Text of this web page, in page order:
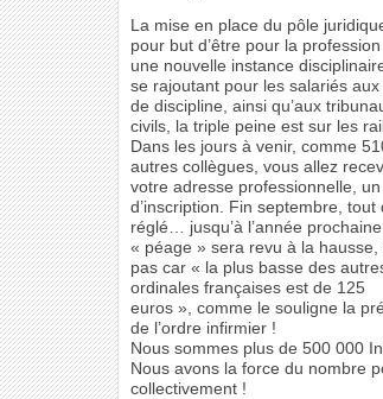
La mise en place du pôle
pour but d’être pour la profession
une nouvelle instance
se rajoutant pour les salariés
de discipline, ainsi qu’aux
civils, la triple peine est sur les
Dans les jours à venir, comme
autres collègues, vous allez
votre adresse professionnelle,
d’inscription. Fin septembre, tout
réglé… jusqu’à l’année
« péage » sera revu à la hausse,
pas car « la plus basse des
ordinales françaises est de 125
euros », comme le souligne la
de l’ordre infirmier !
Nous sommes plus de 500 000
Nous avons la force du nombre
collectivement !